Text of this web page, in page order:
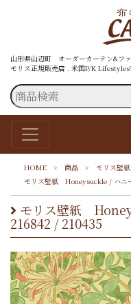
山形県山辺町 オーダーカーテン&フ
モリス正規販売店 . 米国P/K
HOME > 商品 > モリス壁紙
モリス壁紙 Honeysuckle / ハニ
モリス壁紙
216842 / 210435